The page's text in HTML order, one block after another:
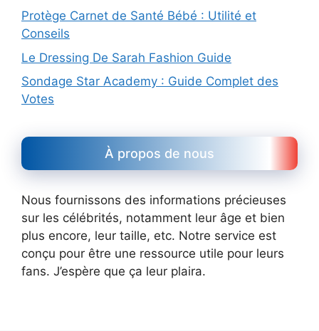
Protège Carnet de Santé Bébé : Utilité et
Conseils
Le Dressing De Sarah Fashion Guide
Sondage Star Academy : Guide Complet des
Votes
À propos de nous
Nous fournissons des informations précieuses
sur les célébrités, notamment leur âge et bien
plus encore, leur taille, etc. Notre service est
conçu pour être une ressource utile pour leurs
fans. J’espère que ça leur plaira.